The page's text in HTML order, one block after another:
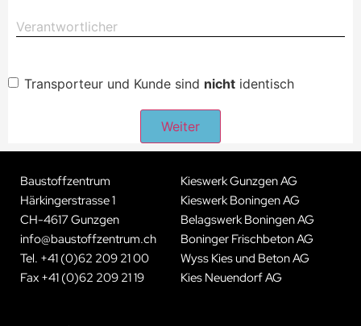
Transpoteur/Kunde
Transporteur und Kunde sind nicht identisch
Baustoffzentrum
Härkingerstrasse 1
CH-4617 Gunzgen
info@baustoffzentrum.ch
Tel. +41 (0)62 209 21 00
Fax +41 (0)62 209 21 19
Kieswerk Gunzgen AG
Kieswerk Boningen AG
Belagswerk Boningen AG
Boninger Frischbeton AG
Wyss Kies und Beton AG
Kies Neuendorf AG